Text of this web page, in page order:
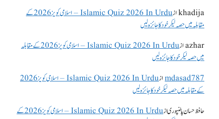
khadijaاز
Islamic Quiz 2026 In Urdu – اسلامی کویز 2026 کے
مقابلہ میں حصہ لیکر خود کا جائزہ لیں
azharاز
Islamic Quiz 2026 In Urdu – اسلامی کویز 2026 کے مقابلہ
میں حصہ لیکر خود کا جائزہ لیں
mdasad787از
Islamic Quiz 2026 In Urdu – اسلامی کویز 2026
کے مقابلہ میں حصہ لیکر خود کا جائزہ لیں
حافظ حسان پالنپوریاز
Islamic Quiz 2026 In Urdu – اسلامی کویز 2026 کے